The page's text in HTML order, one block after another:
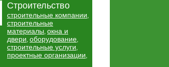
Строительство
строительные компании,
строительные
материалы, окна и
двери, оборудование,
строительные услуги,
проектные организации,